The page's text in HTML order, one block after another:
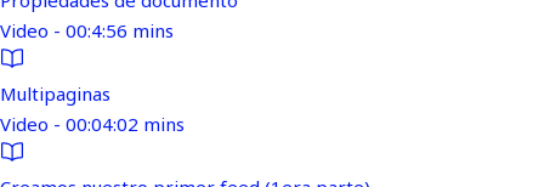
Video - 00:4:56 mins
Multipaginas
Video - 00:04:02 mins